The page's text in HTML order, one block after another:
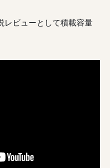
レビューとして積載容量